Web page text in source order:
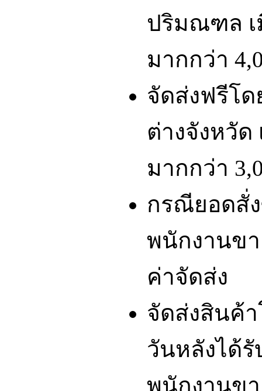
ปริมณฑล เ
มากกว่า
จัดส่งฟรีโ
ต่างจังหวัด
มากกว่า
กรณียอดสั่
พนักงานข
ค่าจัดส่ง
จัดส่งสินค้
วันหลังได้
พนักงานข